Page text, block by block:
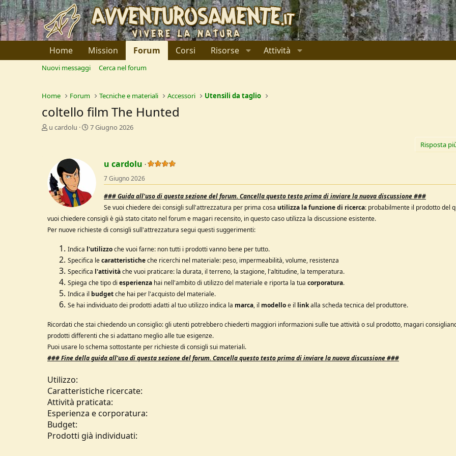
Home Mission Forum Corsi Risorse Attività
Nuovi messaggi Cerca nel forum
Home Forum Tecniche e materiali Accessori Utensili da taglio
coltello film The Hunted
C
o
r
e
D
s
c
u cardolu
D
i
i
o
7 Giugno 2026
Risposta
u cardolu
7 Giugno 2026
###Guida all'uso di questa sezione del forum. Cancella questo testo prima di inviare la nuova discussione ###
Se vuoi chiedere dei consigli sull'attrezzatura per prima cosa utilizza la funzione di ricerca: probabilmente il prodotto del
vuoi chiedere consigli è già stato citato nel forum e magari recensito, in questo caso utilizza la discussione esistente.
Per nuove richieste di consigli sull'attrezzatura segui questi suggerimenti:
Indica l'utilizzoche vuoi farne: non tutti i prodotti vanno bene per tutto.
Specifica lecaratteristicheche ricerchi nel materiale: peso, impermeabilità, volume, resistenza
Specifica l'attivitàche vuoi praticare: la durata, il terreno, la stagione, l'altitudine, la temperatura.
Spiega che tipo di esperienza hai nell'ambito di utilizzo del materiale e riporta la tua corporatura.
Indica il budgetche hai per l'acquisto del materiale.
Se hai individuato dei prodotti adatti al tuo utilizzo indica la marca, il modelloe il linkalla scheda tecnica del produttore.
Ricordati che stai chiedendo un consiglio: gli utenti potrebbero chiederti maggiori informazioni sulle tue attività o sul prodotto, magari
prodotti differenti che si adattano meglio alle tue esigenze.
Puoi usare lo schema sottostante per richieste di consigli sui materiali.
### Fine della guida all'uso di questa sezione del forum. Cancella questo testo prima di inviare la nuova discussione ###
Utilizzo:
Caratteristiche ricercate:
Attività praticata:
Esperienza e corporatura:
Budget:
Prodotti già individuati: